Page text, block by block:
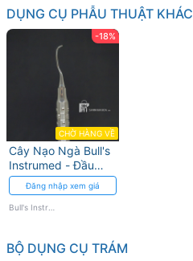
DỤNG CỤ PHẪU THUẬT KHÁC
-18%
CHỜ HÀNG VỀ
Cây Nạo Ngà Bull's
Instrumed - Đầu
Sắc Bén, Thép
Không Gỉ
Đăng nhập xem giá
BỘ DỤNG CỤ TRÁM